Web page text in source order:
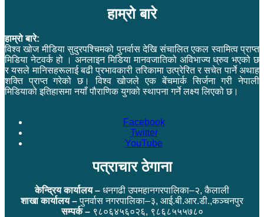
हाम्रो बारे
हाम्रो बारे:
विश्व खोज मीडिया सुदुरपश्चिमको पुनर्वास देखि संचालित एकल स्वामित्व प्राप्त
मिडिया नेटवर्क हो । अनलाइन मिडिया मानवजातिको अविभाज्य ध्रुव भएको छ
र यसले मानिसहरूलाई बढी प्रभावकारी तरिकामा उत्प्रेरित र सचेत पार्ने अथाह
शक्ति प्राप्त गरेको छ। विश्व खोजले एक बेंचमार्क सिर्जना गरी नेपाली
मिडियाको इतिहासमा नयाँ पौराणिक युगको स्थापना गर्ने लक्ष्य लिएको छ।
Facebook
Twitter
YouTube
पत्राचार ठेगाना
केन्द्रिय कार्यालय – धनगढी उपमहानगरपालिका–२, कैलाली
शाखा कार्यालय –पुनर्वास नगरपालिका–३, आई.बी.आर.डी.,कञ्चनपुर
सम्पर्क –९८०६४५६०२६, ९८६८५५५७८०